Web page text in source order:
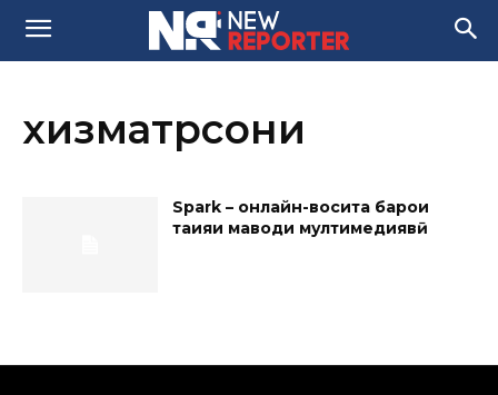
хизматрсони
Spark – онлайн-восита барои
таҳияи маводи мултимедиявӣ